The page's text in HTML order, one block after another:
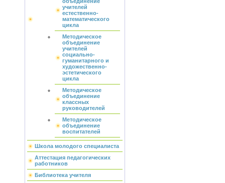
учителей
естественно-
математического
цикла
Методическое
объединение
учителей
социально-
гуманитарного и
художественно-
эстетического
цикла
Методическое
объединение
классных
руководителей
Методическое
объединение
воспитателей
Школа молодого специалиста
Аттестация педагогических
работников
Библиотека учителя